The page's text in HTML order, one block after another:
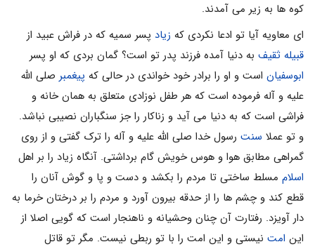
کوه ها به زیر مى آمدند.
اى معاویه آیا تو ادعا نکردى که زیاد پسر سمیه که در فراش عبید از
قبیله ثقیف به دنیا آمده فرزند پدر تو است؟ گمان بردى که او پسر
ابوسفیان است و او را برادر خود خواندى در حالى که پیغمبر صلی الله
علیه و آله فرموده است که هر طفل نوزادى متعلق به همان خانه و
فراشى است که به دنیا مى آید و زناکار را جز سنگباران نصیبى نباشد.
و تو عملا سنت رسول خدا صلی الله علیه و آله را ترک گفتى و از روى
گمراهى مطابق هوا و هوس خویش گام برداشتى. آنگاه زیاد را بر اهل
اسلام مسلط ساختى تا مردم را بکشد و دست و پا و گوش آنان را
قطع کند و چشم ها را از حدقه بیرون آورد و مردم را بر درختان خرما به
دار آویزد. رفتارت آن چنان وحشیانه و ناهنجار است که گویى اصلا از
این امت نیستى و این امت را با تو ربطى نیست. مگر تو قاتل